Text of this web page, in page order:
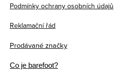
p
u
Podmínky ochrany osobních údajů
Reklamační řád
Prodávané značky
Co je barefoot?